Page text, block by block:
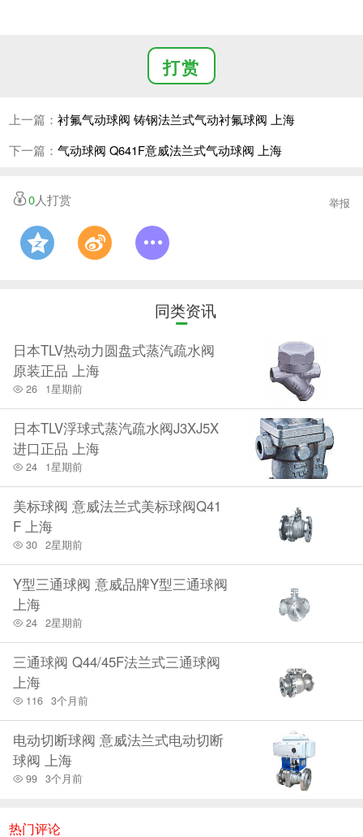
打赏
上一篇： 衬氟气动球阀 铸钢法兰式气动衬氟球阀 上海
下一篇： 气动球阀 Q641F意威法兰式气动球阀 上海
0人打赏 举报
同类资讯
日本TLV热动力圆盘式蒸汽疏水阀
原装正品 上海
26 1星期前
日本TLV浮球式蒸汽疏水阀J3XJ5X
进口正品 上海
24 1星期前
美标球阀 意威法兰式美标球阀Q41
F 上海
30 2星期前
Y型三通球阀 意威品牌Y型三通球阀
上海
24 2星期前
三通球阀 Q44/45F法兰式三通球阀
上海
116 3个月前
电动切断球阀 意威法兰式电动切断
球阀 上海
99 3个月前
热门评论